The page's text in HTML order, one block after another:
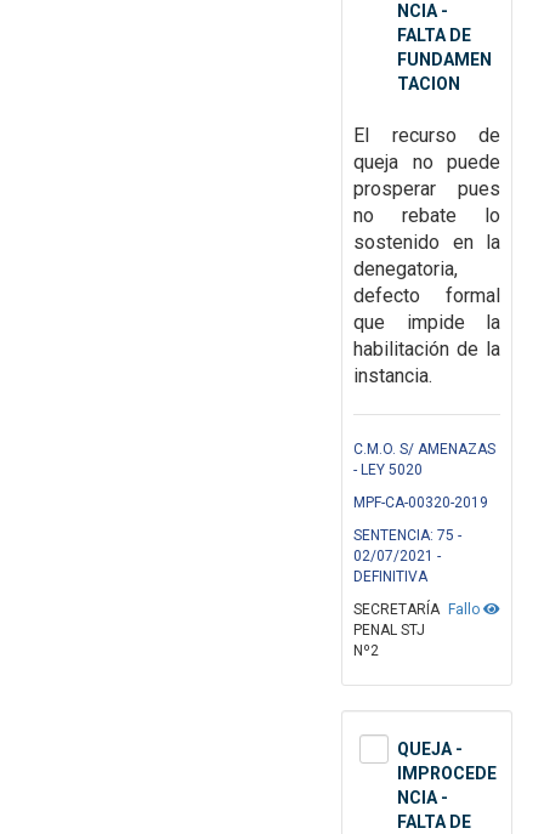
NCIA -
FALTA DE
FUNDAMEN
TACION
El recurso de
queja no puede
prosperar pues
no rebate lo
sostenido en la
denegatoria,
defecto formal
que impide la
habilitación de la
instancia.
C.M.O. S/ AMENAZAS
- LEY 5020
MPF-CA-00320-2019
SENTENCIA: 75 -
02/07/2021 -
DEFINITIVA
Fallo
SECRETARÍA
PENAL STJ
Nº2
QUEJA -
IMPROCEDE
NCIA -
FALTA DE